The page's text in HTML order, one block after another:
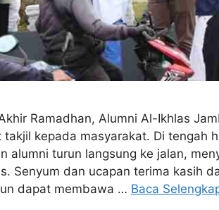
Ramadhan, Alumni Al-Ikhlas
kepada masyarakat. Di tengah
alumni turun langsung ke jalan,
Senyum dan ucapan terima kasih
dapat membawa … Baca